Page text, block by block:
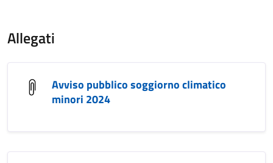
Allegati
Avviso pubblico soggiorno climatico
minori 2024